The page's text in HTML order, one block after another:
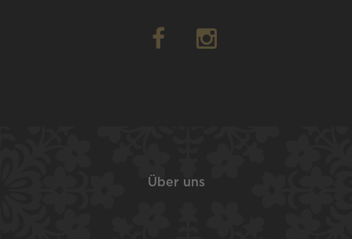
Über uns